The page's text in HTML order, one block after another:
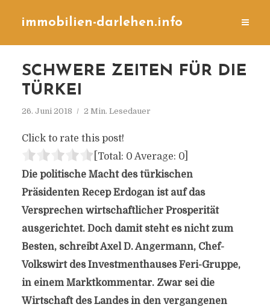
immobilien-darlehen.info
SCHWERE ZEITEN FÜR DIE
TÜRKEI
26. Juni 2018 2 Min. Lesedauer
Click to rate this post!
[Total: 0 Average: 0]
Die politische Macht des türkischen
Präsidenten Recep Erdogan ist auf das
Versprechen wirtschaftlicher Prosperität
ausgerichtet. Doch damit steht es nicht zum
Besten, schreibt Axel D. Angermann, Chef-
Volkswirt des Investmenthauses Feri-Gruppe,
in einem Marktkommentar. Zwar sei die
Wirtschaft des Landes in den vergangenen